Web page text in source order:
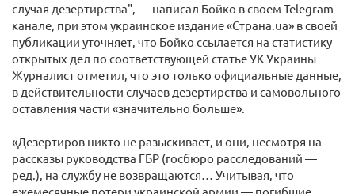
случая дезертирства", — написал Бойко в своем Telegram-
канале, при этом украинское издание «Страна.ua» в своей
публикации уточняет, что Бойко ссылается на статистику
открытых дел по соответствующей статье УК Украины
Журналист отметил, что это только официальные данные,
в действительности случаев дезертирства и самовольного
оставления части «значительно больше».
«Дезертиров никто не разыскивает, и они, несмотря на
рассказы руководства ГБР (госбюро расследований —
ред.), на службу не возвращаются… Учитывая, что